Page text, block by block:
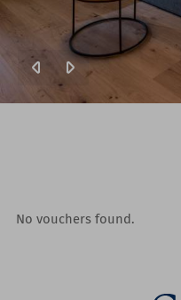
No vouchers found.